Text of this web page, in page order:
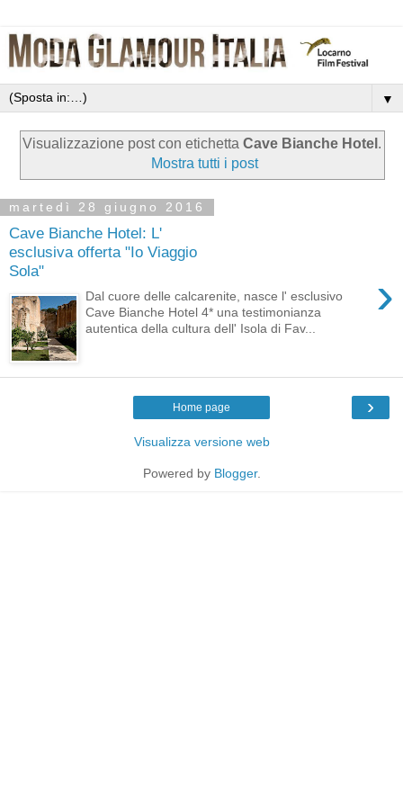
▼
Visualizzazione post con etichetta Cave Bianche Hotel .
Mostra tutti i post
martedì 28 giugno 2016
Cave Bianche Hotel: L'
esclusiva offerta "Io Viaggio
Sola"
›
Dal cuore delle calcarenite, nasce l' esclusivo
Cave Bianche Hotel 4* una testimonianza
autentica della cultura dell' Isola di Fav...
›
Home page
Visualizza versione web
Powered by Blogger.